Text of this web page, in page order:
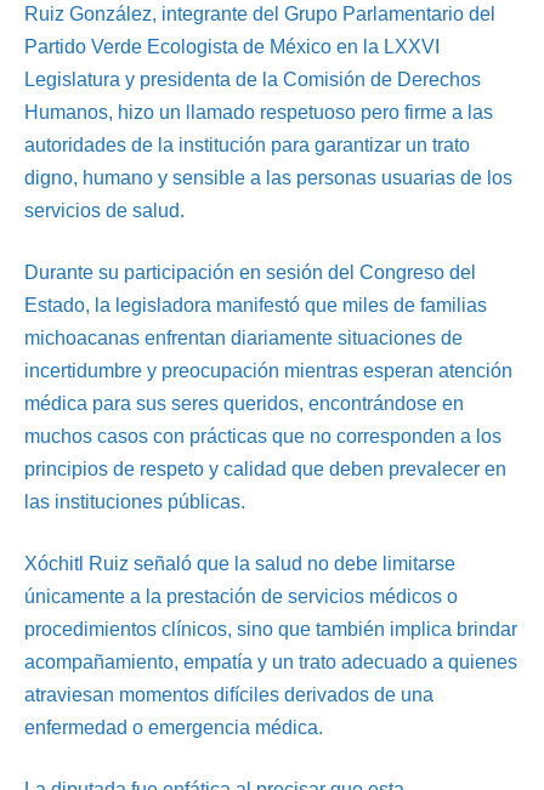
Ruiz González, integrante del Grupo Parlamentario del
Partido Verde Ecologista de México en la LXXVI
Legislatura y presidenta de la Comisión de Derechos
Humanos, hizo un llamado respetuoso pero firme a las
autoridades de la institución para garantizar un trato
digno, humano y sensible a las personas usuarias de los
servicios de salud.
Durante su participación en sesión del Congreso del
Estado, la legisladora manifestó que miles de familias
michoacanas enfrentan diariamente situaciones de
incertidumbre y preocupación mientras esperan atención
médica para sus seres queridos, encontrándose en
muchos casos con prácticas que no corresponden a los
principios de respeto y calidad que deben prevalecer en
las instituciones públicas.
Xóchitl Ruiz señaló que la salud no debe limitarse
únicamente a la prestación de servicios médicos o
procedimientos clínicos, sino que también implica brindar
acompañamiento, empatía y un trato adecuado a quienes
atraviesan momentos difíciles derivados de una
enfermedad o emergencia médica.